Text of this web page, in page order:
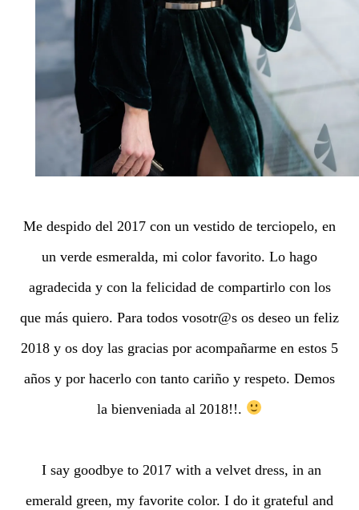
Me despido del 2017 con un vestido de terciopelo, en
un verde esmeralda, mi color favorito. Lo hago
agradecida y con la felicidad de compartirlo con los
que más quiero. Para todos vosotr@s os deseo un feliz
2018 y os doy las gracias por acompañarme en estos 5
años y por hacerlo con tanto cariño y respeto. Demos
la bienveniada al 2018!!.
I say goodbye to 2017 with a velvet dress, in an
emerald green, my favorite color. I do it grateful and